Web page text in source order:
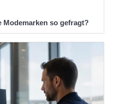
Modemarken so gefragt?